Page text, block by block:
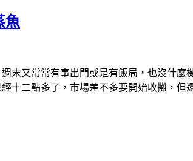
魚
末又常常有事出門或是有飯局，也沒什
十二點多了，市場差不多要開始收攤，